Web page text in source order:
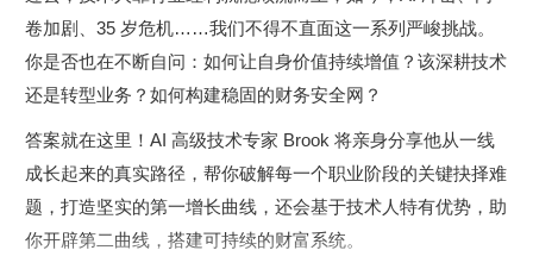
卷加剧、35 岁危机……我们不得不直面这一系列严峻挑战。
你是否也在不断自问：如何让自身价值持续增值？该深耕技术
还是转型业务？如何构建稳固的财务安全网？
答案就在这里！AI 高级技术专家 Brook 将亲身分享他从一线
成长起来的真实路径，帮你破解每一个职业阶段的关键抉择难
题，打造坚实的第一增长曲线，还会基于技术人特有优势，助
你开辟第二曲线，搭建可持续的财富系统。